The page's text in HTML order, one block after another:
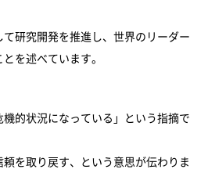
研究開発を推進し、世界のリーダー
を述べています。
機的状況になっている」という指摘で
を取り戻す、という意思が伝わりま